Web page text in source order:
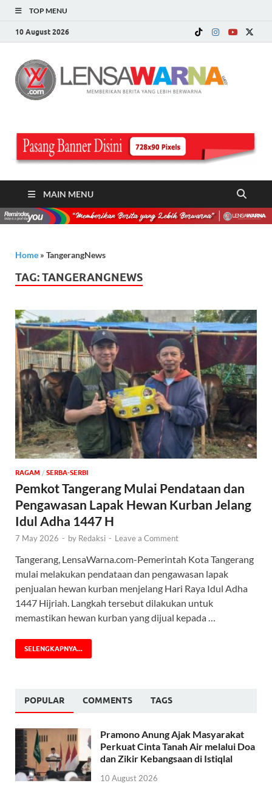
TOP MENU
10 August 2026
MAIN MENU
Home » TangerangNews
TAG:TANGERANGNEWS
‎RAGAM / SERBA-SERBI
Pemkot Tangerang Mulai Pendataan dan
Pengawasan Lapak Hewan Kurban Jelang
Idul Adha 1447 H
7 May 2026 - by Redaksi - Leave a Comment
Tangerang, LensaWarna.com-Pemerintah Kota Tangerang
mulai melakukan pendataan dan pengawasan lapak
penjualan hewan kurban menjelang Hari Raya Idul Adha
1447 Hijriah. Langkah tersebut dilakukan untuk
memastikan hewan kurban yang dijual kepada …
SELENGKAPNYA...
POPULAR COMMENTS TAGS
Pramono Anung Ajak Masyarakat
Perkuat Cinta Tanah Air melalui Doa
dan Zikir Kebangsaan di Istiqlal
10 August 2026